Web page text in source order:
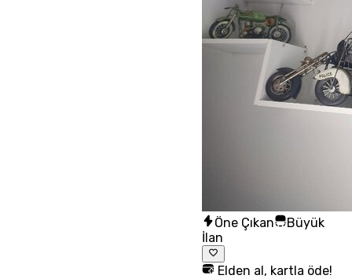
Öne Çıkan
Büyük
İlan
Elden al, kartla öde!